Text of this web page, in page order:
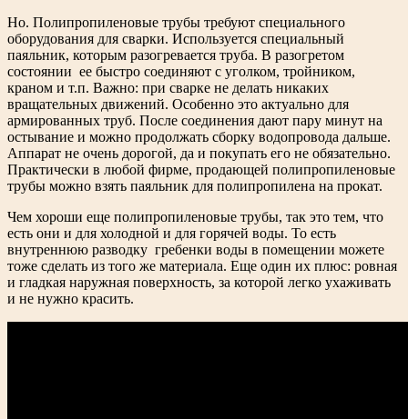
Но. Полипропиленовые трубы требуют специального
оборудования для сварки. Используется специальный
паяльник, которым разогревается труба. В разогретом
состоянии ее быстро соединяют с уголком, тройником,
краном и т.п. Важно: при сварке не делать никаких
вращательных движений. Особенно это актуально для
армированных труб. После соединения дают пару минут на
остывание и можно продолжать сборку водопровода дальше.
Аппарат не очень дорогой, да и покупать его не обязательно.
Практически в любой фирме, продающей полипропиленовые
трубы можно взять паяльник для полипропилена на прокат.
Чем хороши еще полипропиленовые трубы, так это тем, что
есть они и для холодной и для горячей воды. То есть
внутреннюю разводку гребенки воды в помещении можете
тоже сделать из того же материала. Еще один их плюс: ровная
и гладкая наружная поверхность, за которой легко ухаживать
и не нужно красить.